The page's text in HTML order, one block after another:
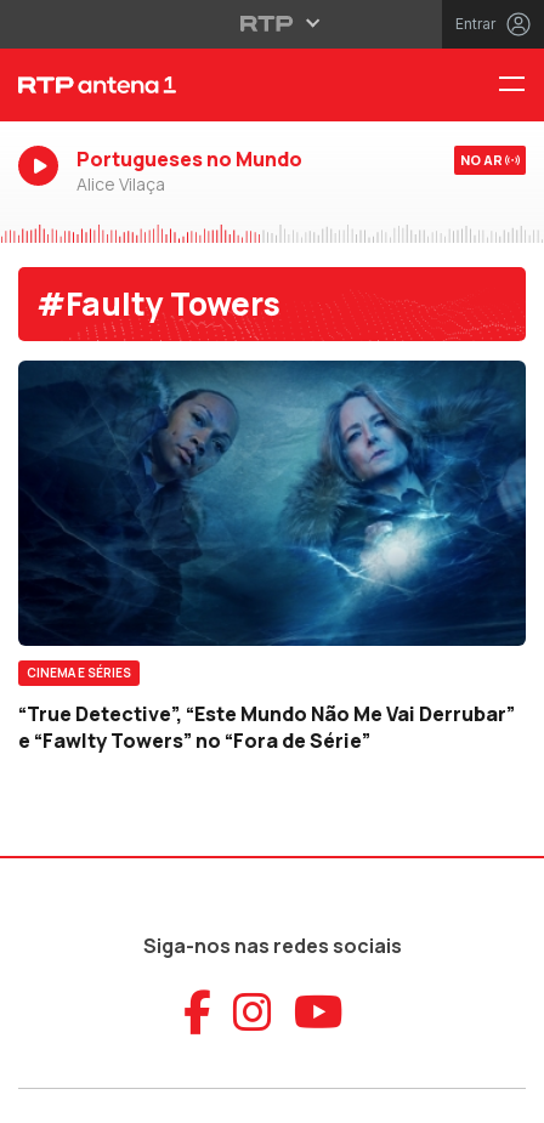
Entrar
Portugueses no Mundo
Alice Vilaça
NO AR
#Faulty Towers
CINEMA E SÉRIES
“True Detective”, “Este Mundo Não Me Vai Derrubar”
e “Fawlty Towers” no “Fora de Série”
Siga-nos nas redes sociais
Aceder ao
Aceder ao
Aceder